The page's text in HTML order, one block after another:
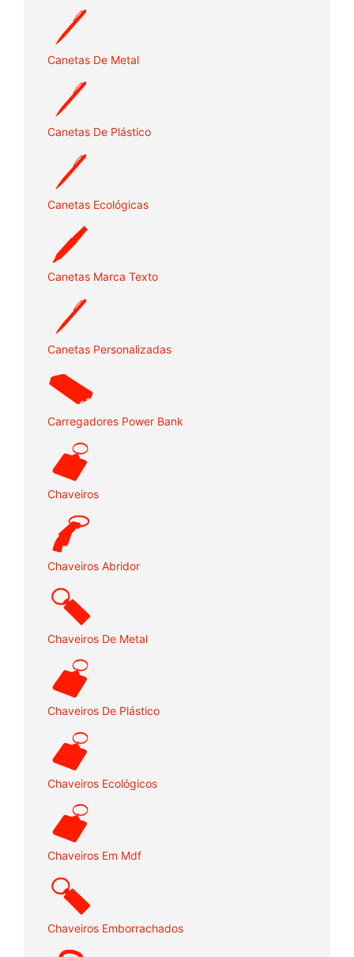
Canetas De Metal
Canetas De Plástico
Canetas Ecológicas
Canetas Marca Texto
Canetas Personalizadas
Carregadores Power Bank
Chaveiros
Chaveiros Abridor
Chaveiros De Metal
Chaveiros De Plástico
Chaveiros Ecológicos
Chaveiros Em Mdf
Chaveiros Emborrachados